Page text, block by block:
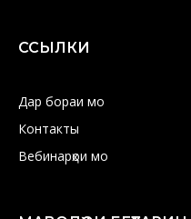
ССЫЛКИ
Дар бораи мо
Контакты
Вебинарҳои мо